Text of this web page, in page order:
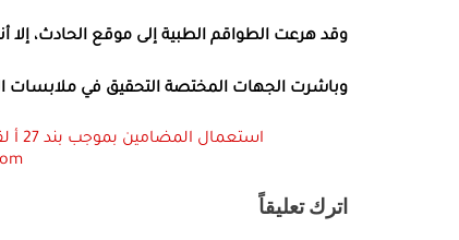
وقد هرعت الطواقم الطبية إلى موقع الحادث،
وباشرت الجهات المختصة التحقيق في
اترك تعليقاً